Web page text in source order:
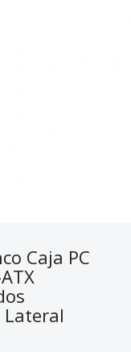
Caja PC
Lateral